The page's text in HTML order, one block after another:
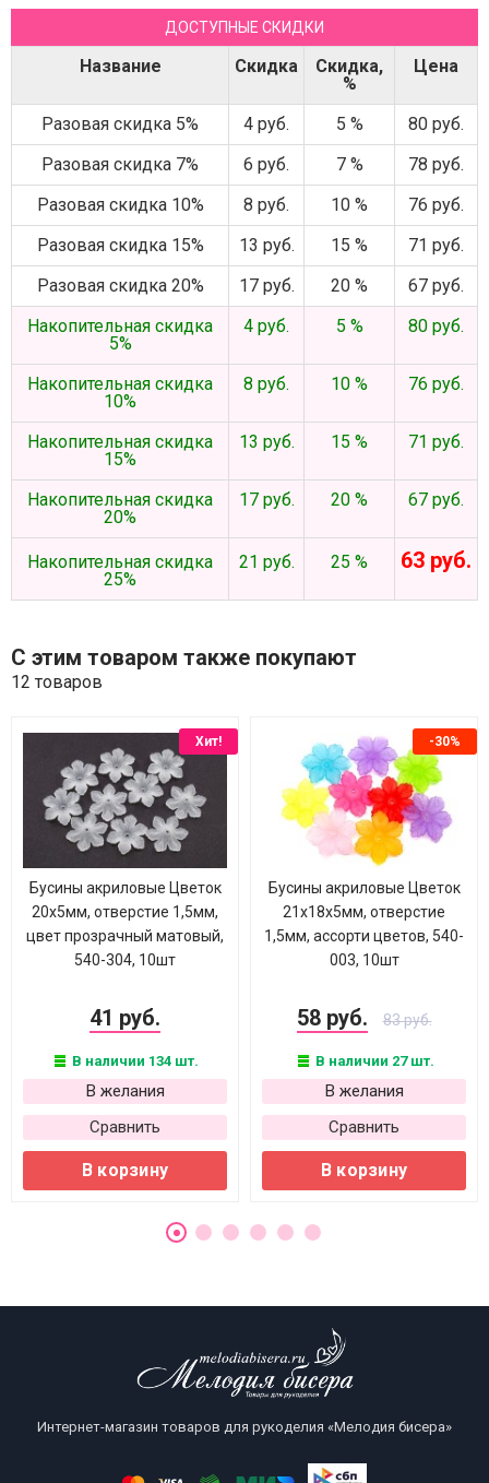
ДОСТУПНЫЕ СКИДКИ
Название Скидка
Скидка,
%
Цена
Разовая скидка 5% 4 руб. 5 %
80 руб.
Разовая скидка 7%
6 руб. 7 %
78 руб.
Разовая скидка 10%
8 руб. 10 %
76 руб.
Разовая скидка 15%
13 руб. 15 %
71 руб.
Разовая скидка 20%
17 руб. 20 %
67 руб.
Накопительная скидка
5%
4 руб. 5 % 80 руб.
Накопительная скидка
10%
8 руб. 10 % 76 руб.
Накопительная скидка
15%
13 руб. 15 % 71 руб.
Накопительная скидка
20%
17 руб. 20 % 67 руб.
Накопительная скидка
25%
21 руб. 25 % 63 руб.
С этим товаром также покупают
12 товаров
Хит!
Бусины акриловые Цветок
20х5мм, отверстие 1,5мм,
цвет прозрачный матовый,
540-304, 10шт
41 руб.
В наличии 134 шт.
В желания
Сравнить
В корзину
-30%
Бусины акриловые Цветок
21х18х5мм, отверстие
1,5мм, ассорти цветов, 540-
003, 10шт
58 руб. 83 руб.
В наличии 27 шт.
В желания
Сравнить
В корзину
Интернет-магазин товаров для рукоделия «Мелодия бисера»